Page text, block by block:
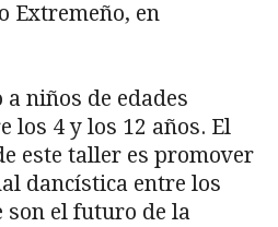
Extremeño, en
niños de edades
los 4 y los 12 años. El
este taller es promover
dancística entre los
son el futuro de la